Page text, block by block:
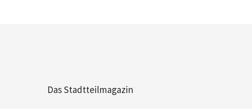
Das Stadtteilmagazin